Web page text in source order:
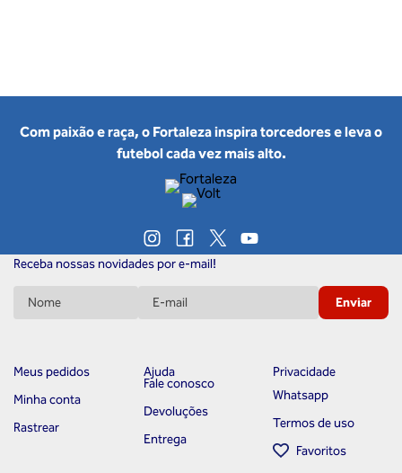
Com paixão e raça, o Fortaleza inspira torcedores e leva o
futebol cada vez mais alto.
Receba nossas novidades por e-mail!
Enviar
Meus pedidos
Minha conta
Rastrear
Ajuda
Fale conosco
Devoluções
Entrega
Privacidade
Whatsapp
Termos de uso
Favoritos